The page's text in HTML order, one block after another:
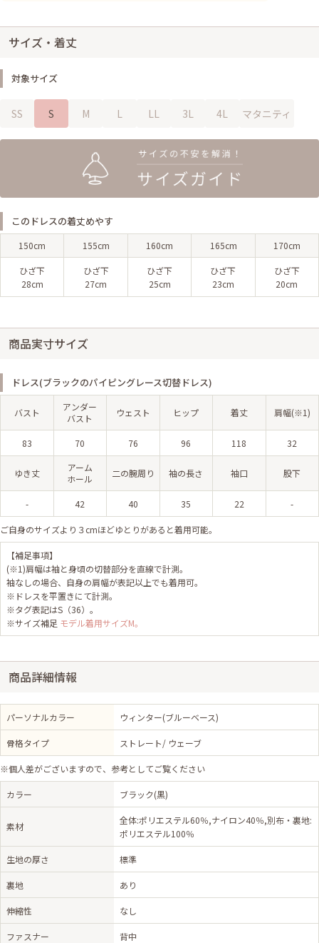
サイズ・着丈
対象サイズ
SS S M L LL 3L 4L マタニティ
このドレスの着丈めやす
150cm 155cm 160cm 165cm 170cm
ひざ下
28cm
ひざ下
27cm
ひざ下
25cm
ひざ下
23cm
ひざ下
20cm
商品実寸サイズ
ドレス(ブラックのパイピングレース切替ドレス)
バスト
アンダー
バスト
ウェスト ヒップ 着丈 肩幅(※1)
83 70 76 96 118 32
ゆき丈
アーム
ホール
二の腕周り 袖の長さ 袖口 股下
- 42 40 35 22 -
ご自身のサイズより３cmほどゆとりがあると着用可能。
【補足事項】
(※1)肩幅は袖と身頃の切替部分を直線で計測。
袖なしの場合、自身の肩幅が表記以上でも着用可。
※ドレスを平置きにて計測。
※タグ表記はS（36）。
※サイズ補足 モデル着用サイズM。
商品詳細情報
パーソナルカラー ウィンター(ブルーベース)
骨格タイプ ストレート/ ウェーブ
※個人差がございますので、参考としてご覧ください
カラー ブラック(黒)
素材
全体:ポリエステル60％,ナイロン40％,別布・裏地:
ポリエステル100％
生地の厚さ 標準
裏地 あり
伸縮性 なし
ファスナー 背中